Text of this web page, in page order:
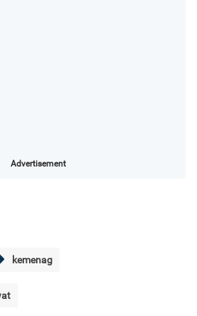
Advertisement
kemenag